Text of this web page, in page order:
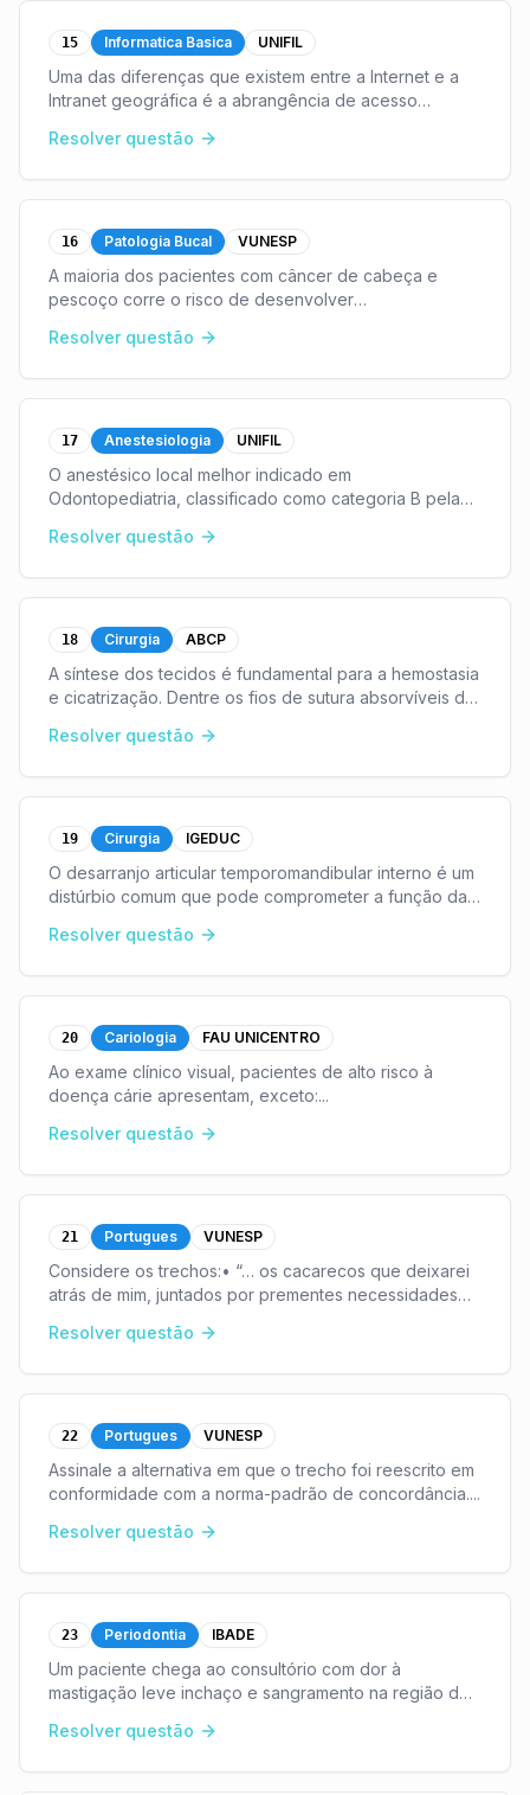
15 Informatica Basica UNIFIL
Uma das diferenças que existem entre a Internet e a
Intranet geográfica é a abrangência de acesso
abaixo descrevem outros conceitos sobre Internet e
Resolver questão
16 Patologia Bucal VUNESP
A maioria dos pacientes com câncer de cabeça e
pescoço corre o risco de desenvolver
condição é a complicação mais grave associada à
Resolver questão
17 Anestesiologia UNIFIL
O anestésico local melhor indicado em
Odontopediatria, classificado como categoria B pela
Resolver questão
18 Cirurgia ABCP
A síntese dos tecidos é fundamental para a hemostasia
e cicatrização. Dentre os fios de sutura absorvíveis de
purificado (derivado da serosa bovina ou subm
Resolver questão
19 Cirurgia IGEDUC
O desarranjo articular temporomandibular interno é um
distúrbio comum que pode comprometer a função da
proposições:I. O deslocamento do disco articular
Resolver questão
20 Cariologia FAU UNICENTRO
Ao exame clínico visual, pacientes de alto risco à
doença cárie apresentam, exceto:...
Resolver questão
21 Portugues VUNESP
Considere os trechos:• “… os cacarecos que deixarei
atrás de mim, juntados por prementes necessidades
gregário que nos leva a passar de um bando para
Resolver questão
22 Portugues VUNESP
Assinale a alternativa em que o trecho foi reescrito em
conformidade com a norma-padrão de concordância....
Resolver questão
23 Periodontia IBADE
Um paciente chega ao consultório com dor à
mastigação leve inchaço e sangramento na região do
possível observar uma redução do septo e
Resolver questão